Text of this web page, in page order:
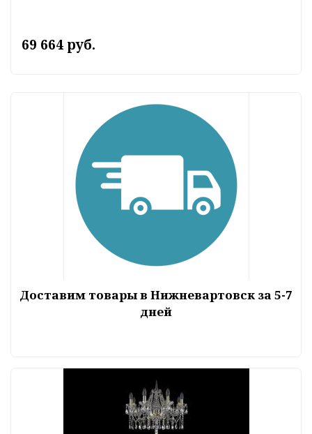
69 664 руб.
Доставим товары в Нижневартовск за 5-7
дней